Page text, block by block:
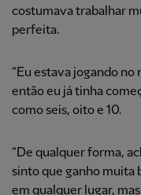
costumava trabalhar
perfeita.
“Eu estava jogando
então eu já tinha
como seis, oito e 10.
“De qualquer forma,
sinto que ganho muita
em qualquer lugar,